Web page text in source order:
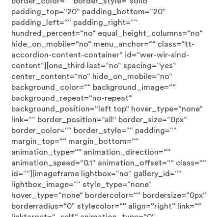
padding_top=“20″ padding_bottom=“20″
padding_left=““ padding_right=““
hundred_percent=“no“ equal_height_columns=“no“
hide_on_mobile=“no“ menu_anchor=““ class=“tt-
accordion-content-container“ id=“wer-wir-sind-
content“][one_third last=“no“ spacing=“yes“
center_content=“no“ hide_on_mobile=“no“
background_color=““ background_image=““
background_repeat=“no-repeat“
background_position=“left top“ hover_type=“none“
link=““ border_position=“all“ border_size=“0px“
border_color=““ border_style=““ padding=““
margin_top=““ margin_bottom=““
animation_type=““ animation_direction=““
animation_speed=“0.1″ animation_offset=““ class=““
id=““][imageframe lightbox=“no“ gallery_id=““
lightbox_image=““ style_type=“none“
hover_type=“none“ bordercolor=““ bordersize=“0px“
borderradius=“0″ stylecolor=““ align=“right“ link=““